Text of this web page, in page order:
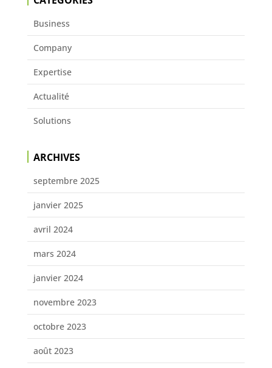
Business
Company
Expertise
Actualité
Solutions
ARCHIVES
septembre 2025
janvier 2025
avril 2024
mars 2024
janvier 2024
novembre 2023
octobre 2023
août 2023